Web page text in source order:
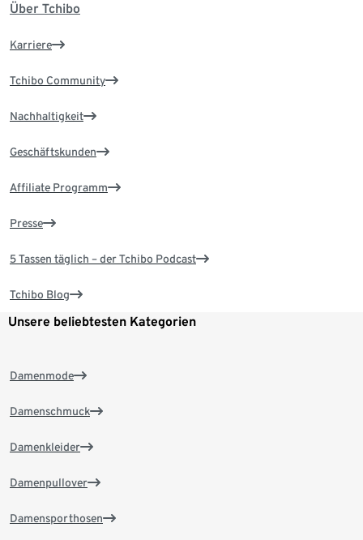
Über Tchibo
Karriere
Tchibo Community
Nachhaltigkeit
Geschäftskunden
Affiliate Programm
Presse
5 Tassen täglich – der Tchibo Podcast
Tchibo Blog
Unsere beliebtesten Kategorien
Damenmode
Damenschmuck
Damenkleider
Damenpullover
Damensporthosen